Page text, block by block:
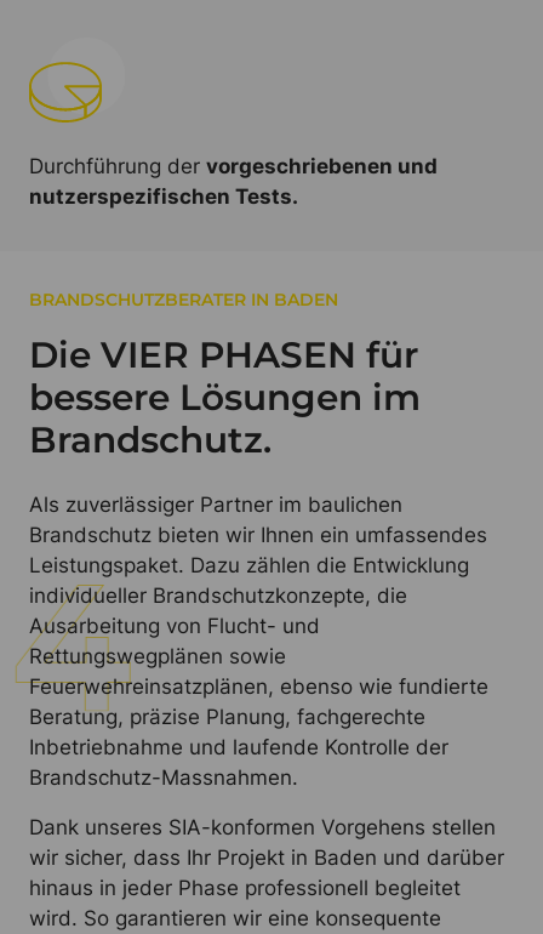
Durchführung der vorgeschriebenen und
nutzerspezifischen Tests.
BRANDSCHUTZBERATER IN BADEN
Die VIER PHASEN für
bessere Lösungen im
Brandschutz.
Als zuverlässiger Partner im baulichen
Brandschutz bieten wir Ihnen ein umfassendes
Leistungspaket. Dazu zählen die Entwicklung
individueller Brandschutzkonzepte, die
Ausarbeitung von Flucht- und
Rettungswegplänen sowie
Feuerwehreinsatzplänen, ebenso wie fundierte
Beratung, präzise Planung, fachgerechte
Inbetriebnahme und laufende Kontrolle der
Brandschutz-Massnahmen.
Dank unseres SIA-konformen Vorgehens stellen
wir sicher, dass Ihr Projekt in Baden und darüber
hinaus in jeder Phase professionell begleitet
wird. So garantieren wir eine konsequente